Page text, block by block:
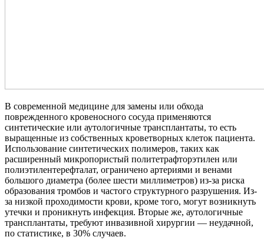
В современной медицине для замены или обхода
поврежденного кровеносного сосуда применяются
синтетические или аутологичные трансплантаты, то есть
выращенные из собственных кроветворных клеток пациента.
Использование синтетических полимеров, таких как
расширенный микропористый политетрафторэтилен или
полиэтилентерефталат, ограничено артериями и венами
большого диаметра (более шести миллиметров) из-за риска
образования тромбов и частого структурного разрушения. Из-
за низкой проходимости крови, кроме того, могут возникнуть
утечки и проникнуть инфекция. Вторые же, аутологичные
трансплантаты, требуют инвазивной хирургии — неудачной,
по статистике, в 30% случаев.